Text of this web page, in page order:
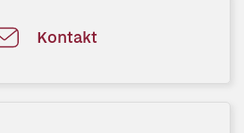
Kontakt